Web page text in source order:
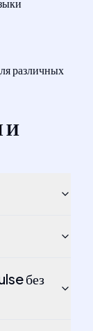
различных
И
без